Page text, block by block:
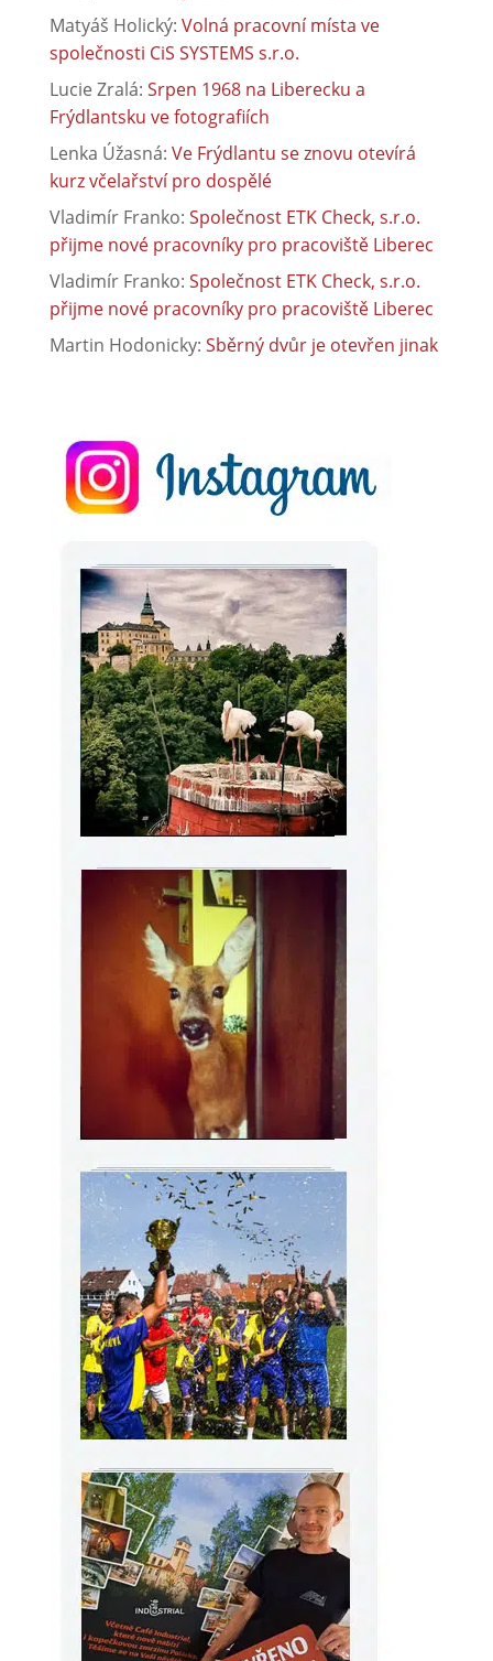
Matyáš Holický: Volná pracovní místa ve
společnosti CiS SYSTEMS s.r.o.
Lucie Zralá: Srpen 1968 na Liberecku a
Frýdlantsku ve fotografiích
Lenka Úžasná: Ve Frýdlantu se znovu otevírá
kurz včelařství pro dospělé
Vladimír Franko: Společnost ETK Check, s.r.o.
přijme nové pracovníky pro pracoviště Liberec
Vladimír Franko: Společnost ETK Check, s.r.o.
přijme nové pracovníky pro pracoviště Liberec
Martin Hodonicky: Sběrný dvůr je otevřen jinak